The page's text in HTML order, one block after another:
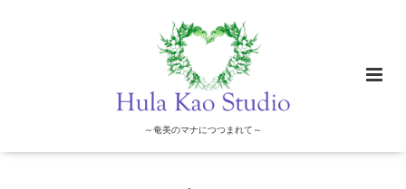
～奄美のマナにつつまれて～